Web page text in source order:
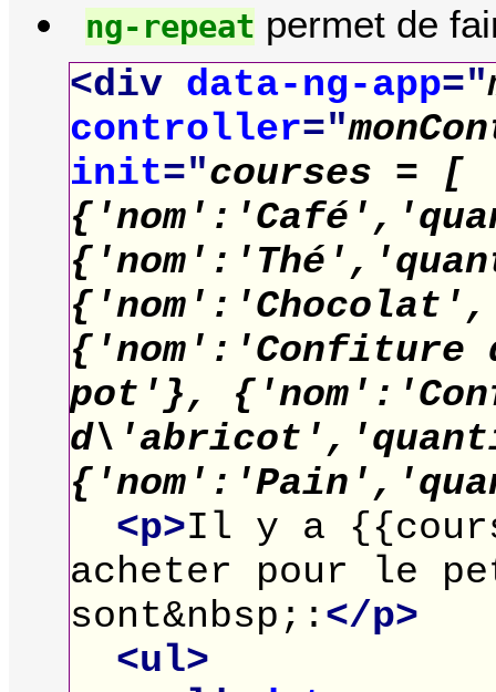
ng-repeat permet de
<div data-ng-app="
controller="
init="courses = [
pot'},
<p>Il y a
acheter pour le
sont&nbsp;: </p>
<ul>